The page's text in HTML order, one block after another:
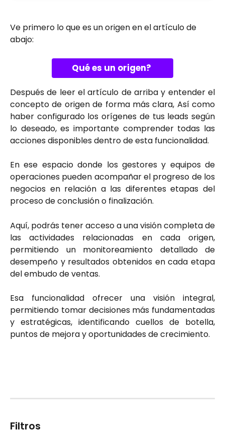
Ve primero lo que es un origen en el artículo de
abajo:
Qué es un origen?
Después de leer el artículo de arriba y entender el
concepto de origen de forma más clara, Así como
haber configurado los orígenes de tus leads según
lo deseado, es importante comprender todas las
acciones disponibles dentro de esta funcionalidad.
En ese espacio donde los gestores y equipos de
operaciones pueden acompañar el progreso de los
negocios en relación a las diferentes etapas del
proceso de conclusión o finalización.
Aquí, podrás tener acceso a una visión completa de
las actividades relacionadas en cada origen,
permitiendo un monitoreamiento detallado de
desempeño y resultados obtenidos en cada etapa
del embudo de ventas.
Esa funcionalidad ofrecer una visión integral,
permitiendo tomar decisiones más fundamentadas
y estratégicas, identificando cuellos de botella,
puntos de mejora y oportunidades de crecimiento.
Filtros